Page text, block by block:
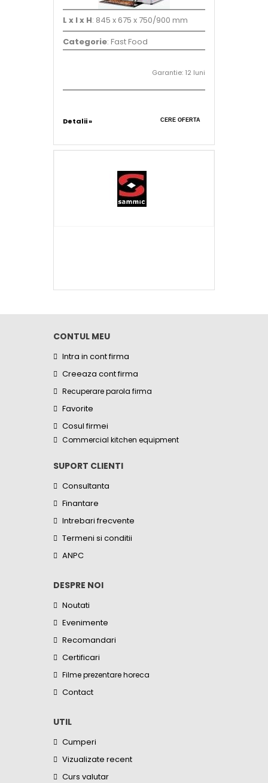
L x l x H: 845 x 675 x 750/900 mm
Categorie: Fast Food
Garantie: 12 luni
Detalii » CERE OFERTA
CONTUL MEU
Intra in cont firma
Creeaza cont firma
Recuperare parola firma
Favorite
Cosul firmei
Commercial kitchen equipment
SUPORT CLIENTI
Consultanta
Finantare
Intrebari frecvente
Termeni si conditii
ANPC
DESPRE NOI
Noutati
Evenimente
Recomandari
Certificari
Filme prezentare horeca
Contact
UTIL
Cumperi
Vizualizate recent
Curs valutar